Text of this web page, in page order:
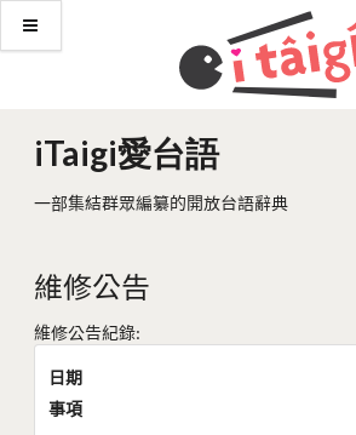
iTaigi愛台語
一部集結群眾編纂的開放台語辭典
維修公告
維修公告紀錄:
日期
事項